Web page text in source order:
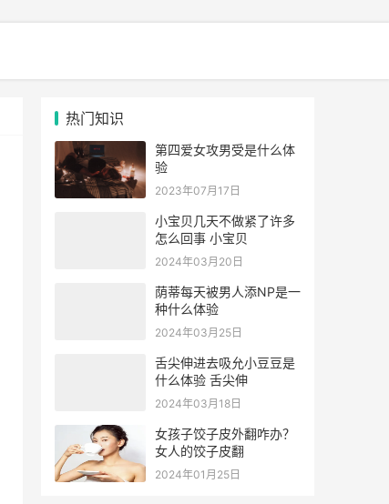
热门知识
第四爱女攻男受是什么体
验
2023年07月17日
小宝贝几天不做紧了许多
怎么回事 小宝贝
2024年03月20日
荫蒂每天被男人添NP是一
种什么体验
2024年03月25日
舌尖伸进去吸允小豆豆是
什么体验 舌尖伸
2024年03月18日
女孩子饺子皮外翻咋办？
女人的饺子皮翻
2024年01月25日